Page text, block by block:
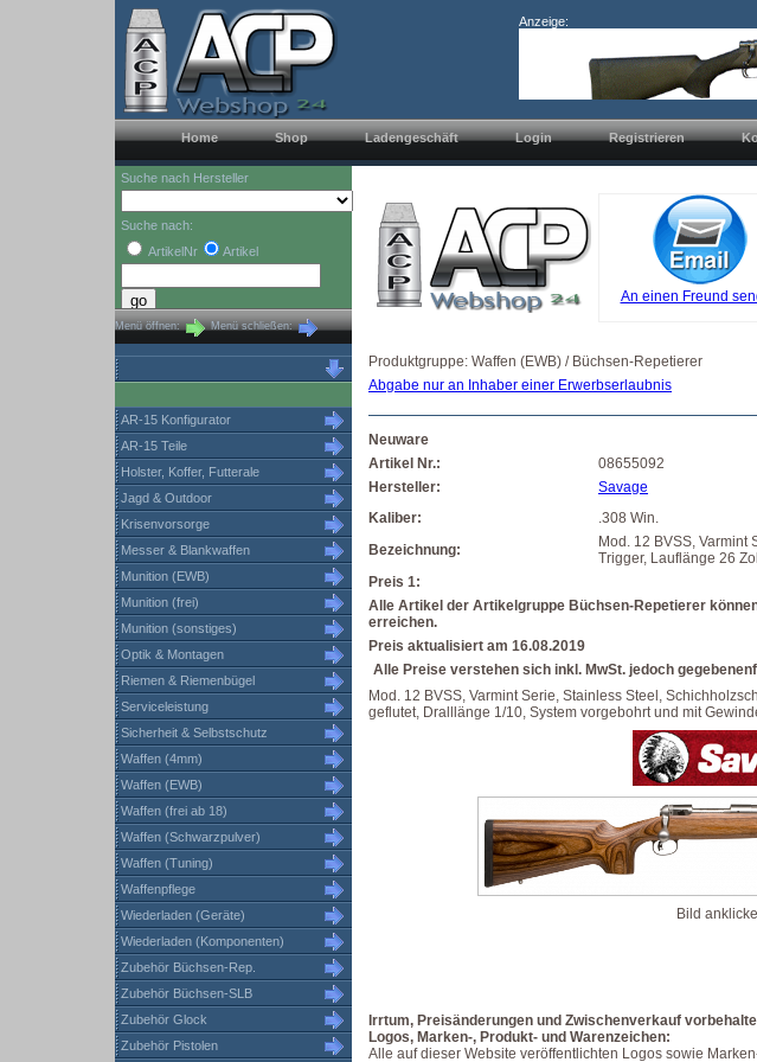
Anzeige:
Home Shop Ladengeschäft Login Registrieren
Suche nach Hersteller
Suche nach:
ArtikelNr
Artikel
Menü öffnen: Menü schließen:
AR-15 Konfigurator
AR-15 Teile
Holster, Koffer, Futterale
Jagd & Outdoor
Krisenvorsorge
Messer & Blankwaffen
Munition (EWB)
Munition (frei)
Munition (sonstiges)
Optik & Montagen
Riemen & Riemenbügel
Serviceleistung
Sicherheit & Selbstschutz
Waffen (4mm)
Waffen (EWB)
Waffen (frei ab 18)
Waffen (Schwarzpulver)
Waffen (Tuning)
Waffenpflege
Wiederladen (Geräte)
Wiederladen (Komponenten)
Zubehör Büchsen-Rep.
Zubehör Büchsen-SLB
Zubehör Glock
Zubehör Pistolen
An einen Freund
Produktgruppe: Waffen (EWB) / Büchsen-Repetierer
Abgabe nur an Inhaber einer Erwerbserlaubnis
Neuware
Artikel Nr.:
08655092
Hersteller:
Savage
Kaliber:
.308 Win.
Bezeichnung:
Mod. 12 BVSS, Varmint
Trigger, Lauflänge 26
Preis 1:
Alle Artikel der Artikelgruppe Büchsen-Repetierer
erreichen.
Preis aktualisiert am 16.08.2019
Alle Preise verstehen sich inkl. MwSt. jedoch
Mod. 12 BVSS, Varmint Serie, Stainless Steel,
geflutet, Dralllänge 1/10, System vorgebohrt und mit
Bild
Irrtum, Preisänderungen und Zwischenverkauf
Logos, Marken-, Produkt- und Warenzeichen:
Alle auf dieser Website veröffentlichten Logos sowie